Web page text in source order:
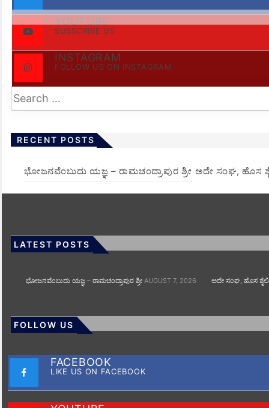
YOUTUBE
SUBSCRIBE US
INSTAGRAM
FOLLOW US ON INSTAGRAM
RECENT POSTS
ಭೋಜನವೆಂಬುದು ಯಜ್ಞ – ರಾಮಚಂದ್ರಾಪುರ ಶ್ರೀ ಅದೇ ಸಂಘ, ಹೊಸ
LATEST POSTS
ಭೋಜನವೆಂಬುದು ಯಜ್ಞ – ರಾಮಚಂದ್ರಾಪುರ ಶ್ರೀ AUGUST 7, 2026 ಅದೇ ಸಂಘ, ಹೊಸ
FOLLOW US
FACEBOOK
LIKE US ON FACEBOOK